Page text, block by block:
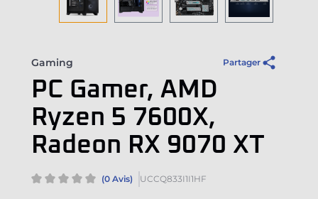
Gaming Partager
PC Gamer, AMD
Ryzen 5 7600X,
Radeon RX 9070 XT
(0 Avis) UCCQ833I1I1HF